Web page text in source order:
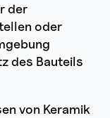
der
oder
des Bauteils
von Keramik